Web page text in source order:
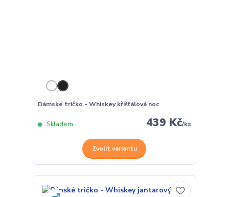
Dámské tričko - Whiskey křišťálová noc
439 Kč/ks
Skladem
Zvolit variantu